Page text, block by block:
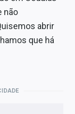
não
abrir
que há